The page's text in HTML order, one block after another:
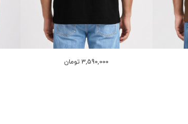
3,590,000 تومان